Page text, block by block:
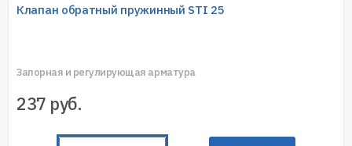
Клапан обратный пружинный STI 25
Запорная и регулирующая арматура
237 руб.